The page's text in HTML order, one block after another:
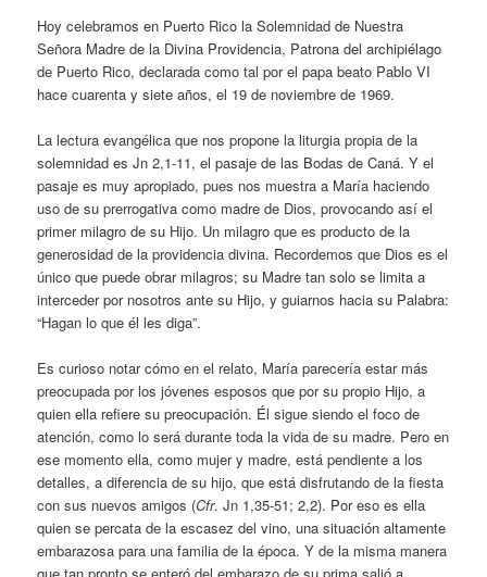
Hoy celebramos en Puerto Rico la Solemnidad de Nuestra
Señora Madre de la Divina Providencia, Patrona del archipiélago
de Puerto Rico, declarada como tal por el papa beato Pablo VI
hace cuarenta y siete años, el 19 de noviembre de 1969.
La lectura evangélica que nos propone la liturgia propia de la
solemnidad es Jn 2,1-11, el pasaje de las Bodas de Caná. Y el
pasaje es muy apropiado, pues nos muestra a María haciendo
uso de su prerrogativa como madre de Dios, provocando así el
primer milagro de su Hijo. Un milagro que es producto de la
generosidad de la providencia divina. Recordemos que Dios es el
único que puede obrar milagros; su Madre tan solo se limita a
interceder por nosotros ante su Hijo, y guiarnos hacia su Palabra:
“Hagan lo que él les diga”.
Es curioso notar cómo en el relato, María parecería estar más
preocupada por los jóvenes esposos que por su propio Hijo, a
quien ella refiere su preocupación. Él sigue siendo el foco de
atención, como lo será durante toda la vida de su madre. Pero en
ese momento ella, como mujer y madre, está pendiente a los
detalles, a diferencia de su hijo, que está disfrutando de la fiesta
con sus nuevos amigos (Cfr. Jn 1,35-51; 2,2). Por eso es ella
quien se percata de la escasez del vino, una situación altamente
embarazosa para una familia de la época. Y de la misma manera